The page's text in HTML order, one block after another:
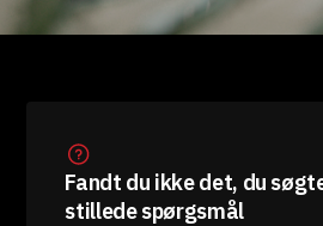
Fandt du ikke det, du
stillede spørgsmål